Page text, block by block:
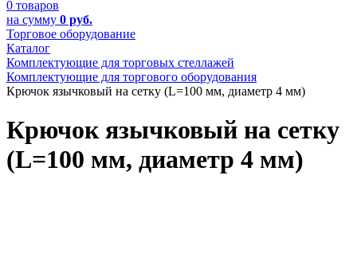
0 товаров
на сумму 0 руб.
Торговое оборудование
Каталог
Комплектующие для торговых стеллажей
Комплектующие для торгового оборудования
Крючок язычковый на сетку (L=100 мм, диаметр 4 мм)
Крючок язычковый на сетку
(L=100 мм, диаметр 4 мм)